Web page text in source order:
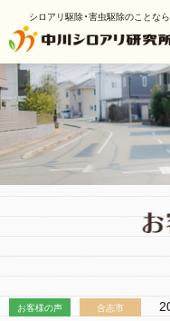
シロアリ駆除・害虫駆除のことなら
お客様の声 合志市